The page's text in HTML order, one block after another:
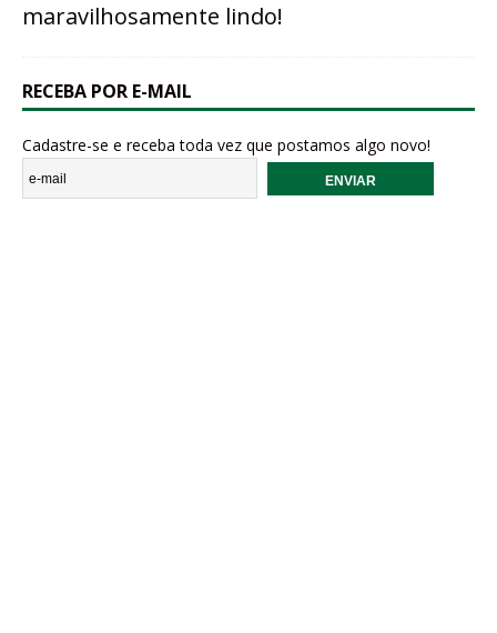
maravilhosamente lindo!
RECEBA POR E-MAIL
Cadastre-se e receba toda vez que postamos algo novo!